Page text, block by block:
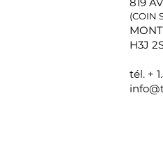
(COIN
H3J
tél. +